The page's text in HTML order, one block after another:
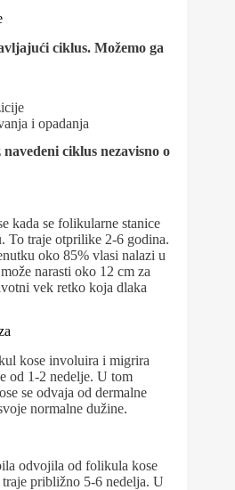
ciklus. Možemo ga
i opadanja
ciklus nezavisno o
kada se folikularne stanice
To traje otprilike 2-6 godina.
oko 85% vlasi nalazi u
narasti oko 12 cm za
vek retko koja dlaka
kose involuira i migrira
od 1-2 nedelje. U tom
se odvaja od dermalne
normalne dužine.
odvojila od folikula kose
približno 5-6 nedelja. U